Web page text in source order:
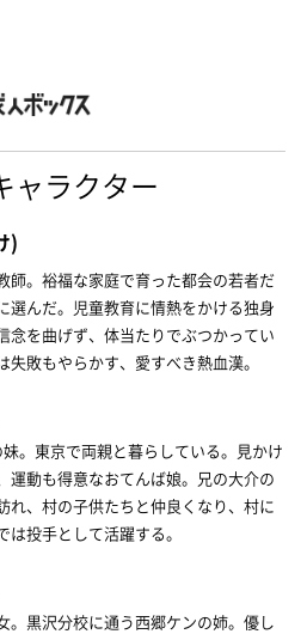
ャラクター
)
師。裕福な家庭で育った都会の若者だ
選んだ。児童教育に情熱をかける独身
念を曲げず、体当たりでぶつかってい
敗もやらかす、愛すべき熱血漢。
。東京で両親と暮らしている。見かけ
運動も得意なおてんば娘。兄の大介の
れ、村の子供たちと仲良くなり、村に
投手として活躍する。
。黒沢分校に通う西郷ケンの姉。優し